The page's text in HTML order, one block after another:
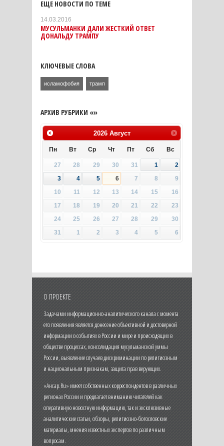
ЕЩЕ НОВОСТИ ПО ТЕМЕ
14.03.2016
МУСУЛЬМАНКИ ДАЛИ ЖЕСТКИЙ ОТВЕТ
ДОНАЛЬДУ ТРАМПУ
КЛЮЧЕВЫЕ СЛОВА
исламофобия трамп
АРХИВ РУБРИКИ «»
2026 Август
Пн Вт Ср Чт Пт Сб Вс
27 28 29 30 31 1
2
3
4 5 6 7 8
9
10
11 12 13 14 15
16
17
18 19 20 21 22
23
24
25 26 27 28 29
30
31
1 2 3 4 5 6
О ПРОЕКТЕ
Задачами информационно-аналитического канала с момента
его появления является донесение объективной и достоверной
информации о событиях в России и мире и происходящих в
обществе процессах, консолидация мусульманской уммы
России, выявление случаев дискриминации по религиозным
и национальным признакам, защита прав верующих.
«Ансар.Ru» имеет собственных корреспондентов в различных
регионах России и предлагает вниманию читателей как
оперативную новостную информацию, так и эксклюзивные
аналитические статьи, обзоры, религиозно-богословские
материалы, мнения известных экспертов по различным
вопросам.